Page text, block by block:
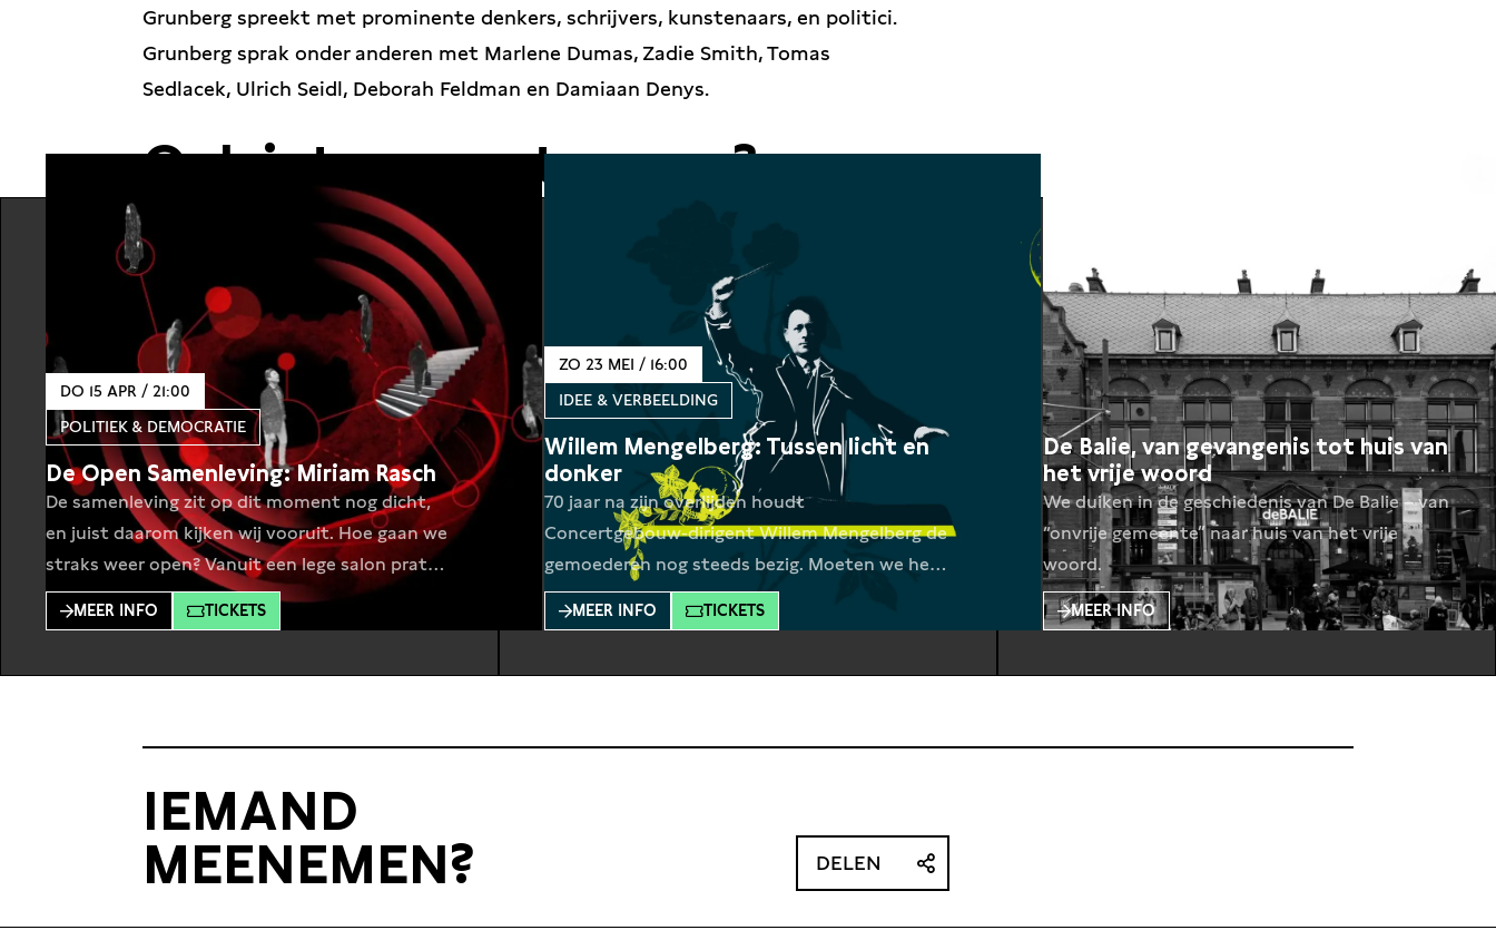
Grunberg spreekt met prominente denkers, schrijvers, kunstenaars, en politici.
Grunberg sprak onder anderen met Marlene Dumas, Zadie Smith, Tomas
Sedlacek, Ulrich Seidl, Deborah Feldman en Damiaan Denys.
Ook interessant voor u?
DO 15 APR / 21:00
POLITIEK & DEMOCRATIE
De Open Samenleving: Miriam Rasch
De samenleving zit op dit moment nog dicht,
en juist daarom kijken wij vooruit. Hoe gaan we
straks weer open? Vanuit een lege salon praten
De Balie-programmamakers met bijzondere
gasten over de vergaande consequenties van
MEER INFO TICKETS
ZO 23 MEI / 16:00
IDEE & VERBEELDING
Willem Mengelberg: Tussen licht en
donker
70 jaar na zijn overlijden houdt
Concertgebouw-dirigent Willem Mengelberg de
gemoederen nog steeds bezig. Moeten we hem
vooral herinneren als briljant dirigent, als
landverrader die voor de nazi’s musiceerde, of
onder regie van Carel Alphenaar een nieuwe
MEER INFO TICKETS
De Balie, van gevangenis tot huis van
het vrije woord
We duiken in de geschiedenis van De Balie – van
“onvrije gemeente” naar huis van het vrije
woord.
MEER INFO
IEMAND
MEENEMEN?
DELEN